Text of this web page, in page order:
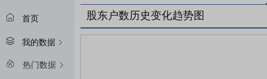
首页
我的数据
热门数据
股东户数历史变化趋势图